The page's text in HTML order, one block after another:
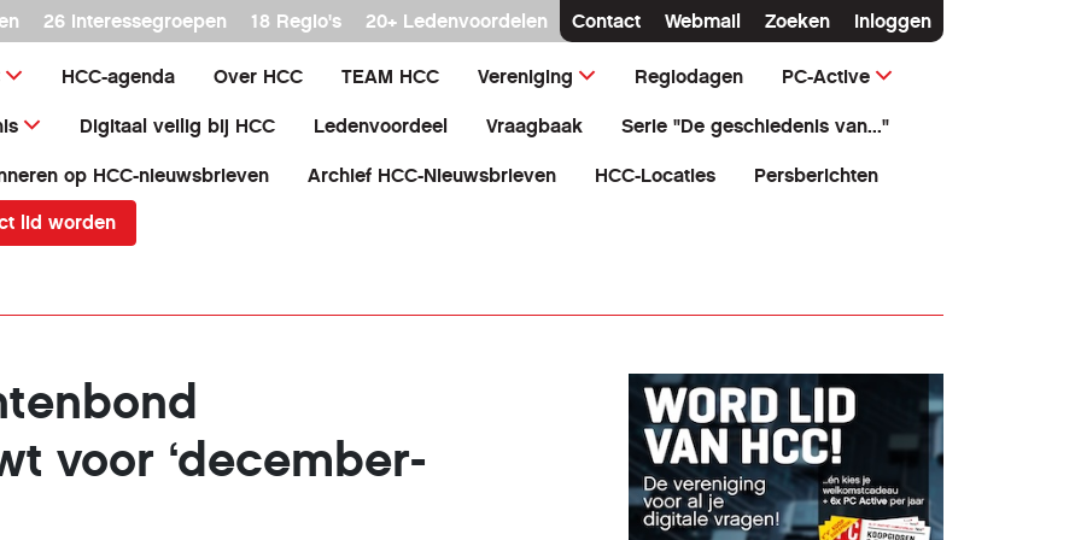
26 interessegroepen 18 Regio's 20+ Ledenvoordelen Contact Webmail Zoeken Inloggen
HCC-agenda Over HCC TEAM HCC Vereniging Regiodagen PC-Active
Digitaal veilig bij HCC Ledenvoordeel Vraagbaak Serie "De geschiedenis van..."
op HCC-nieuwsbrieven Archief HCC-Nieuwsbrieven HCC-Locaties Persberichten
lid worden
voor ‘december-